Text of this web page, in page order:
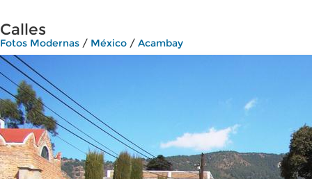
Calles
Fotos Modernas / México / Acambay